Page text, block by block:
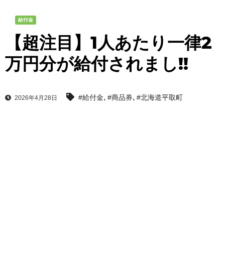
給付金
【超注目】1人あたり一律2
万円分が給付されまし!!
2026年4月28日 #給付金, #商品券, #北海道平取町